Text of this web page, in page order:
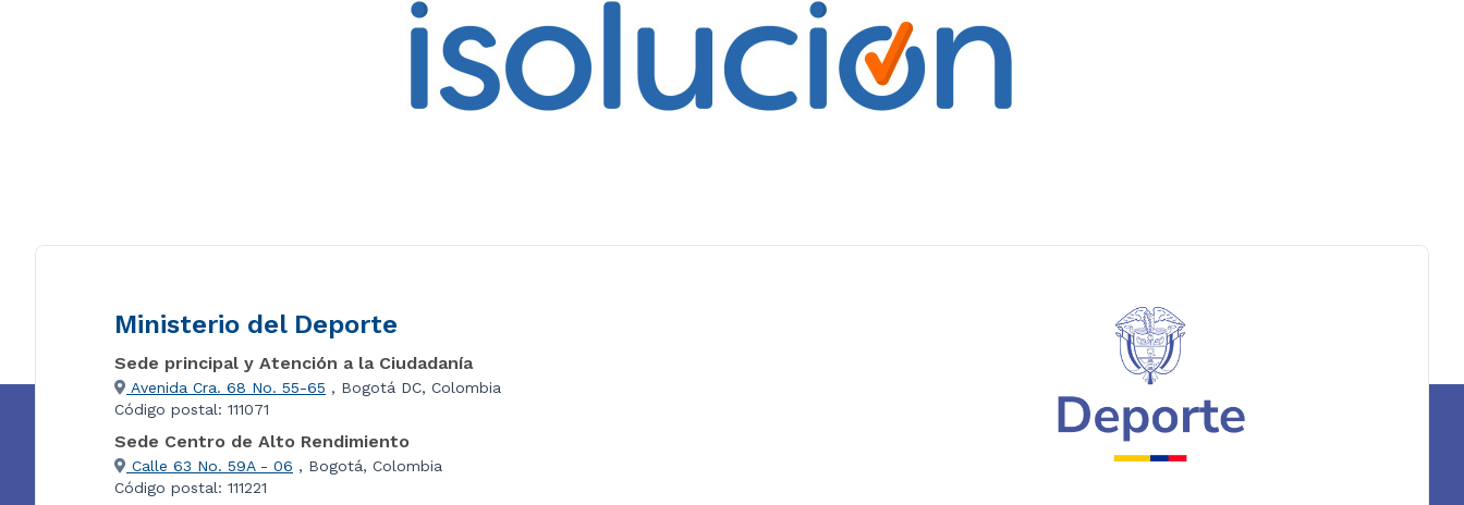
Ministerio del Deporte
Sede principal y Atención a la Ciudadanía
Avenida Cra. 68 No. 55-65 , Bogotá DC, Colombia
Código postal: 111071
Sede Centro de Alto Rendimiento
Calle 63 No. 59A - 06 , Bogotá, Colombia
Código postal: 111221